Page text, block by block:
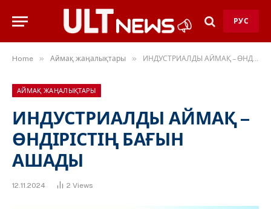
РУС
Home » Аймақ жаңалықтары » ИНДУСТРИАЛДЫ АЙМАҚ – ӨНДІРІСТІҢ БАҒЫН АШАДЫ
АЙМАҚ ЖАҢАЛЫҚТАРЫ
ИНДУСТРИАЛДЫ АЙМАҚ –
ӨНДІРІСТІҢ БАҒЫН
АШАДЫ
12.11.2024 2 Views